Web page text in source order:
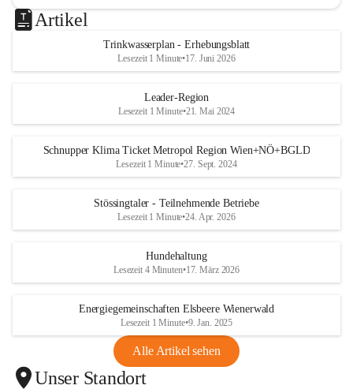
Artikel
Trinkwasserplan - Erhebungsblatt
Lesezeit 1 Minute•17. Juni 2026
Leader-Region
Lesezeit 1 Minute•21. Mai 2024
Schnupper Klima Ticket Metropol Region Wien+NÖ+BGLD
Lesezeit 1 Minute•27. Sept. 2024
Stössingtaler - Teilnehmende Betriebe
Lesezeit 1 Minute•24. Apr. 2026
Hundehaltung
Lesezeit 4 Minuten•17. März 2026
Energiegemeinschaften Elsbeere Wienerwald
Lesezeit 1 Minute•9. Jan. 2025
Alle Artikel sehen
Unser Standort